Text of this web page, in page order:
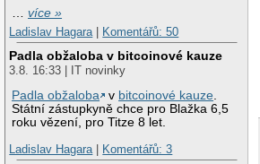
…více »
Ladislav Hagara| Komentářů: 50
Padla obžaloba v bitcoinové kauze
3.8. 16:33 | IT novinky
Padla obžaloba
v bitcoinové kauze.
Státní zástupkyně chce pro Blažka 6,5
roku vězení, pro Titze 8 let.
Ladislav Hagara| Komentářů: 3